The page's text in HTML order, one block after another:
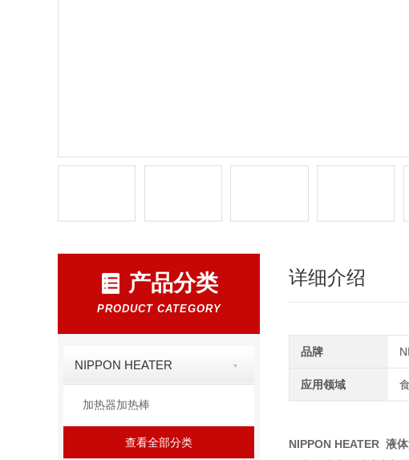
产品分类
PRODUCT CATEGORY
NIPPON HEATER
加热器加热棒
查看全部分类
详细介绍
品牌
应用领域
NIPPON HEATER 液